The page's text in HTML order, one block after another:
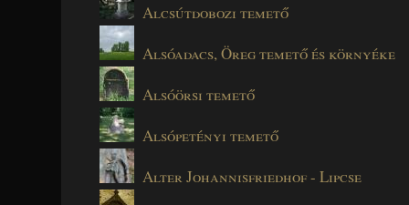
Alcsútdobozi temető
Alsóadacs, Öreg temető és környéke
Alsóörsi temető
Alsópetényi temető
Alter Johannisfriedhof - Lipcse